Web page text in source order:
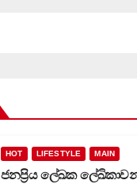
HOT LIFESTYLE MAIN
ජනප්‍රිය ලේඛක